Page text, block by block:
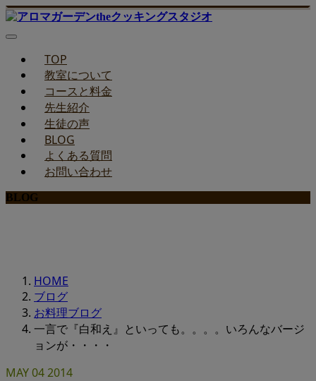
TOP
教室について
コースと料金
先生紹介
生徒の声
BLOG
よくある質問
お問い合わせ
BLOG
HOME
ブログ
お料理ブログ
一言で『白和え』といっても。。。。いろんなバージ
ョンが・・・・
MAY042014